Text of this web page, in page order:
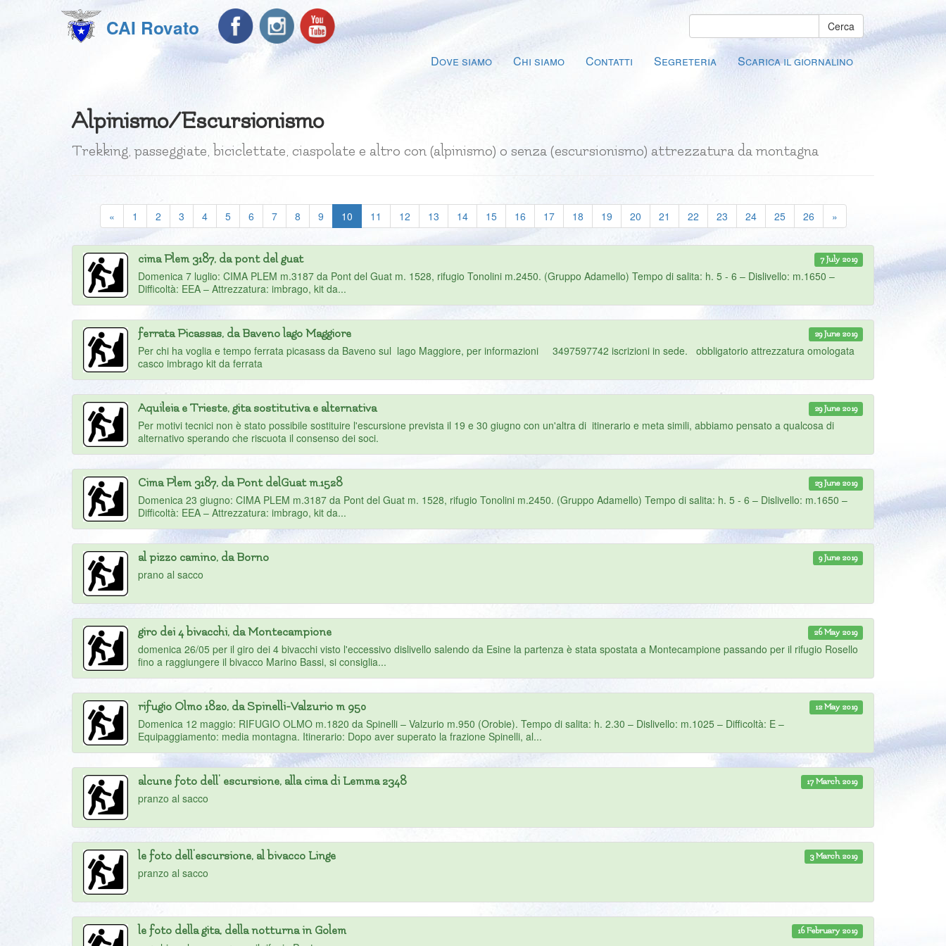
CAI Rovato Cerca
Dove siamo Chi siamo Contatti Segreteria Scarica il giornalino
Alpinismo/Escursionismo
Trekking, passeggiate, biciclettate, ciaspolate e altro con (alpinismo) o senza (escursionismo) attrezzatura da montagna
« 1 2 3 4 5 6 7 8 9 10(current)
11 12 13 14 15 16 17 18 19 20 21 22 23 24 25 26 »
7 July 2019
cima Plem 3187, da pont del guat
Domenica 7 luglio: CIMA PLEM m.3187 da Pont del Guat m. 1528, rifugio Tonolini m.2450. (Gruppo Adamello) Tempo di salita: h. 5 - 6 – Dislivello: m.1650 –
Difficoltà: EEA – Attrezzatura: imbrago, kit da...
29 June 2019
ferrata Picassas, da Baveno lago Maggiore
Per chi ha voglia e tempo ferrata picasass da Baveno sul lago Maggiore, per informazioni 3497597742 iscrizioni in sede. obbligatorio attrezzatura omologata
casco imbrago kit da ferrata
29 June 2019
Aquileia e Trieste, gita sostitutiva e alternativa
Per motivi tecnici non è stato possibile sostituire l'escursione prevista il 19 e 30 giugno con un'altra di itinerario e meta simili, abbiamo pensato a qualcosa di
alternativo sperando che riscuota il consenso dei soci.
23 June 2019
Cima Plem 3187, da Pont delGuat m.1528
Domenica 23 giugno: CIMA PLEM m.3187 da Pont del Guat m. 1528, rifugio Tonolini m.2450. (Gruppo Adamello) Tempo di salita: h. 5 - 6 – Dislivello: m.1650 –
Difficoltà: EEA – Attrezzatura: imbrago, kit da...
9 June 2019
al pizzo camino, da Borno
prano al sacco
26 May 2019
giro dei 4 bivacchi, da Montecampione
domenica 26/05 per il giro dei 4 bivacchi visto l'eccessivo dislivello salendo da Esine la partenza è stata spostata a Montecampione passando per il rifugio Rosello
fino a raggiungere il bivacco Marino Bassi, si consiglia...
12 May 2019
rifugio Olmo 1820, da Spinelli-Valzurio m 950
Domenica 12 maggio: RIFUGIO OLMO m.1820 da Spinelli – Valzurio m.950 (Orobie). Tempo di salita: h. 2.30 – Dislivello: m.1025 – Difficoltà: E –
Equipaggiamento: media montagna. Itinerario: Dopo aver superato la frazione Spinelli, al...
17 March 2019
alcune foto dell' escursione, alla cima di Lemma 2348
pranzo al sacco
3 March 2019
le foto dell'escursione, al bivacco Linge
pranzo al sacco
16 February 2019
le foto della gita, della notturna in Golem